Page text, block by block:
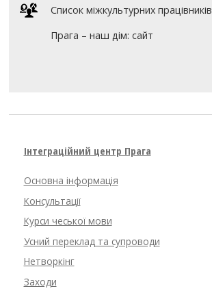
Список міжкультурних працівників
Прага – наш дім: сайт
Інтеграційний центр Прага
Основна інформація
Консультації
Курси чеської мови
Усний переклад та супроводи
Нетворкінг
Заходи